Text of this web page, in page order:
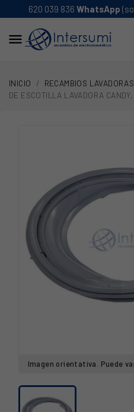
620 039 836 WhatsApp

INICIO RECAMBIOS LAVADORAS
DE ESCOTILLA LAVADORA
Imagen orientativa. Puede